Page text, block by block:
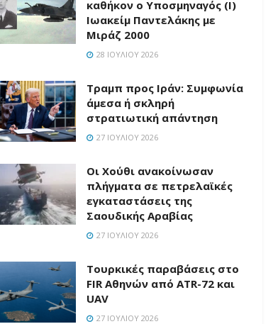
καθήκον ο Υποσμηναγός (Ι)
Ιωακείμ Παντελάκης με
Μιράζ 2000
28 ΙΟΥΛΊΟΥ 2026
Τραμπ προς Ιράν: Συμφωνία
άμεσα ή σκληρή
στρατιωτική απάντηση
27 ΙΟΥΛΊΟΥ 2026
Οι Χούθι ανακοίνωσαν
πλήγματα σε πετρελαϊκές
εγκαταστάσεις της
Σαουδικής Αραβίας
27 ΙΟΥΛΊΟΥ 2026
Τουρκικές παραβάσεις στο
FIR Αθηνών από ATR-72 και
UAV
27 ΙΟΥΛΊΟΥ 2026